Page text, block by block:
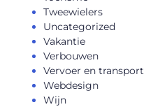
Tweewielers
Uncategorized
Vakantie
Verbouwen
Vervoer en transport
Webdesign
Wijn